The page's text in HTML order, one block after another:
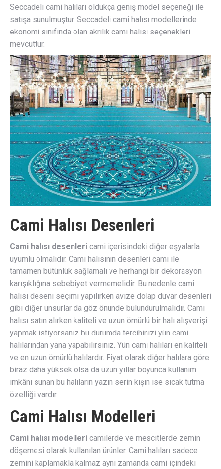
Seccadeli cami halıları oldukça geniş model seçeneği ile
satışa sunulmuştur. Seccadeli cami halısı modellerinde
ekonomi sınıfında olan akrilik cami halısı seçenekleri
mevcuttur.
Cami Halısı Desenleri
Cami halısı desenleri cami içerisindeki diğer eşyalarla
uyumlu olmalıdır. Cami halısının desenleri cami ile
tamamen bütünlük sağlamalı ve herhangi bir dekorasyon
karışıklığına sebebiyet vermemelidir. Bu nedenle cami
halısı deseni seçimi yapılırken avize dolap duvar desenleri
gibi diğer unsurlar da göz önünde bulundurulmalıdır. Cami
halısı satın alırken kaliteli ve uzun ömürlü bir halı alışverişi
yapmak istiyorsanız bu durumda tercihinizi yün cami
halılarından yana yapabilirsiniz. Yün cami halıları en kaliteli
ve en uzun ömürlü halılardır. Fiyat olarak diğer halılara göre
biraz daha yüksek olsa da uzun yıllar boyunca kullanım
imkânı sunan bu halıların yazın serin kışın ise sıcak tutma
özelliği vardır.
Cami Halısı Modelleri
Cami halısı modelleri camilerde ve mescitlerde zemin
döşemesi olarak kullanılan ürünler. Cami halıları sadece
zemini kaplamakla kalmaz aynı zamanda cami içindeki